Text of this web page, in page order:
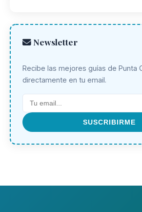
Newsletter
Recibe las mejores guías de Punta
directamente en tu email.
SUSCRIBIRME